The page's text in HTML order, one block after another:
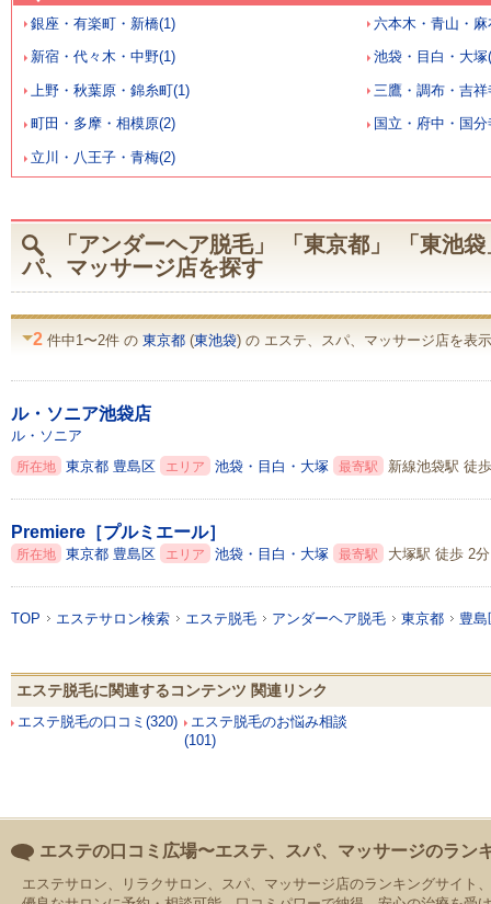
銀座・有楽町・新橋(1) 六本木・青山・
新宿・代々木・中野(1) 池袋・目白・大塚
上野・秋葉原・錦糸町(1) 三鷹・調布・吉祥
町田・多摩・相模原(2) 国立・府中・国分
立川・八王子・青梅(2)
「アンダーヘア脱毛」 「東京都」 「東池
パ、マッサージ店を探す
2 件中1〜2件 の 東京都 (東池袋) の エステ、スパ、マッサージ店を表
ル・ソニア池袋店
ル・ソニア
所在地 東京都 豊島区 エリア 池袋・目白・大塚 最寄駅 新線池袋駅 徒
Premiere［プルミエール］
所在地 東京都 豊島区 エリア 池袋・目白・大塚 最寄駅 大塚駅 徒歩 2分
TOP エステサロン検索 エステ脱毛 アンダーヘア脱毛 東京都 豊島
エステ脱毛に関連するコンテンツ 関連リンク
エステ脱毛の口コミ(320)
エステ脱毛のお悩み相談
(101)
エステの口コミ広場〜エステ、スパ、マッサージのラン
エステサロン、リラクサロン、スパ、マッサージ店のランキングサイト